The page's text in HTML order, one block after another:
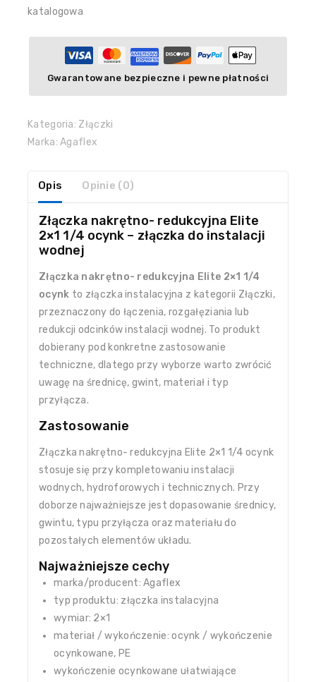
katalogowa
Gwarantowane bezpieczne i pewne płatności
Kategoria: Złączki
Marka:Agaflex
Opis Opinie (0)
Złączka nakrętno- redukcyjna Elite
2×1 1/4 ocynk – złączka do instalacji
wodnej
Złączka nakrętno- redukcyjna Elite 2×1 1/4
ocynk to złączka instalacyjna z kategorii Złączki,
przeznaczony do łączenia, rozgałęziania lub
redukcji odcinków instalacji wodnej. To produkt
dobierany pod konkretne zastosowanie
techniczne, dlatego przy wyborze warto zwrócić
uwagę na średnicę, gwint, materiał i typ
przyłącza.
Zastosowanie
Złączka nakrętno- redukcyjna Elite 2×1 1/4 ocynk
stosuje się przy kompletowaniu instalacji
wodnych, hydroforowych i technicznych. Przy
doborze najważniejsze jest dopasowanie średnicy,
gwintu, typu przyłącza oraz materiału do
pozostałych elementów układu.
Najważniejsze cechy
marka/producent: Agaflex
typ produktu: złączka instalacyjna
wymiar: 2×1
materiał / wykończenie: ocynk / wykończenie
ocynkowane, PE
wykończenie ocynkowane ułatwiające